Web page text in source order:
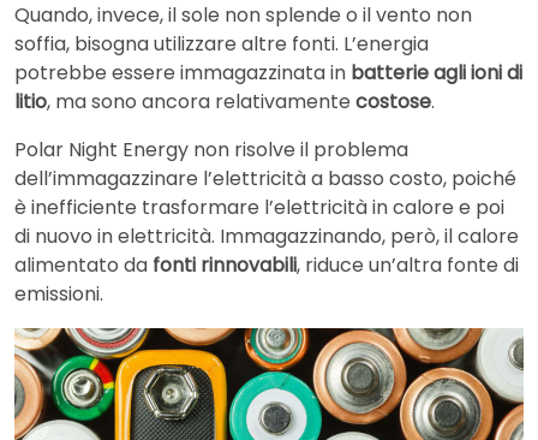
Quando, invece, il sole non splende o il vento non
soffia, bisogna utilizzare altre fonti. L’energia
potrebbe essere immagazzinata in batterie agli ioni di
litio, ma sono ancora relativamente costose.
Polar Night Energy non risolve il problema
dell’immagazzinare l’elettricità a basso costo, poiché
è inefficiente trasformare l’elettricità in calore e poi
di nuovo in elettricità. Immagazzinando, però, il calore
alimentato da fonti rinnovabili, riduce un’altra fonte di
emissioni.